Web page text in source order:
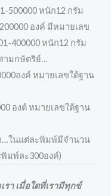
500000 หนัก12 กรัม
องค์ มีหมายเลข
400000 หนัก12 กรัม
ามกษัตริย์…
องค์ หมายเลขใต้ฐาน
องต์ หมายเลขใต้ฐาน
…ในแต่ละพิมพ์มีจำนวน
มพ์ละ300องค์)
รา เมื่อใดที่เรามีทุกข์